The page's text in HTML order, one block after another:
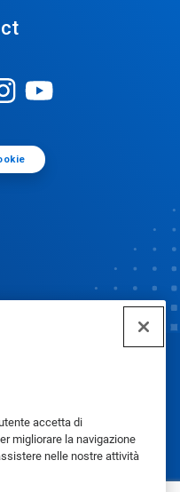
accetta di
migliorare la navigazione
nelle nostre attività
sulla privacy